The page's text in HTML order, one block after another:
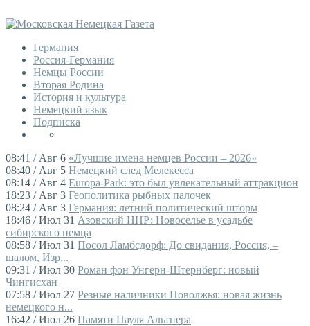
Германия
Россия-Германия
Немцы России
Вторая Родина
История и культура
Немецкий язык
Подписка
08:41 / Авг 6 «Лучшие имена немцев России – 2026»
08:40 / Авг 5 Немецкий след Мелекесса
08:14 / Авг 4 Europa-Park: это был увлекательный аттракцион
18:23 / Авг 3 Геополитика рыбных палочек
08:24 / Авг 3 Германия: летний политический шторм
18:46 / Июл 31 Азовский ННР: Новоселье в усадьбе
сибирского немца
08:58 / Июл 31 Посол Ламбсдорф: До свидания, Россия, –
шалом, Изр...
09:31 / Июл 30 Роман фон Унгерн-Штернберг: новый
Чингисхан
07:58 / Июл 27 Резные наличники Поволжья: новая жизнь
немецкого н...
16:42 / Июл 26 Памяти Пауля Альтнера